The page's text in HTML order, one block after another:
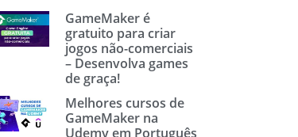
GameMaker é
gratuito para criar
jogos não-comerciais
– Desenvolva games
de graça!
Melhores cursos de
GameMaker na
Udemy em Português